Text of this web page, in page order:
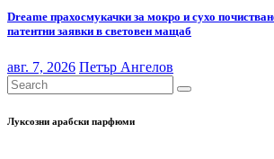
Dreame прахосмукачки за мокро и сухо
патентни заявки в световен мащаб
авг. 7, 2026 Петър Ангелов
Луксозни арабски парфюми